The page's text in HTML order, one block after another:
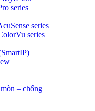
series
series
series
– chống